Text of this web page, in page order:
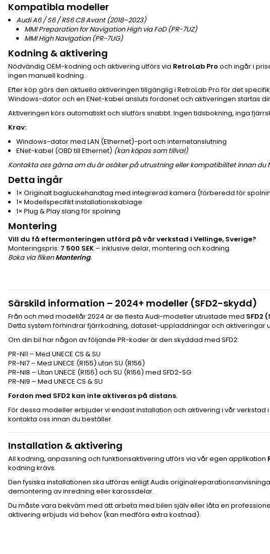
Kompatibla modeller
Audi A6 / S6 / RS6 C8 Avant (2018–2023)
MMI Preparation for Navigation High via FoD (PR-7UZ)
MMI High Navigation (PR-7UG)
Kodning & aktivering
Nödvändig OEM-kodning och aktivering utförs via RetroLab Pro och ingår i
ingen manuell kodning.
Efter köp görs den aktuella aktiveringen tillgänglig i RetroLab Pro för det
Windows-dator och en ENet-kabel ansluts fordonet och aktiveringen startas
Aktiveringen körs automatiskt och slutförs snabbt. Ingen tidsbokning, inga
Krav:
Windows-dator med LAN (Ethernet)-port och internetanslutning
ENet-kabel (OBD till Ethernet) (kan köpas som tillval)
Kontakta oss gärna om du är osäker på utrustning eller kompatibilitet innan du
Detta ingår
1× Originalt bagluckehandtag med integrerad kamera (förberedd för
1× Modellspecifikt installationskablage
1× Plug & Play slang för spolning
Montering
Vill du få eftermonteringen utförd på vår verkstad i Vellinge, Sverige?
Monteringspris: 7 500 SEK – inklusive delar, montering och kodning.
Boka via flikenMontering.
Särskild information – 2024+ modeller (SFD2-skydd)
Från och med modellår 2024 är de flesta Audi-modeller utrustade med SFD2
Detta system förhindrar fjärrkodning, dataset-uppladdningar och aktiveringar
Om din bil har någon av följande PR-koder är den skyddad med SFD2:
PR-NI1 – Med UNECE CS & SU
PR-NI7 – Med UNECE (R155) utan SU (R156)
PR-NI8 – Utan UNECE (R155) och SU (R156) med SFD2-SG
PR-NI9 – Med UNECE CS & SU
Fordon med SFD2 kan inte aktiveras på distans.
För dessa modeller erbjuder vi endast installation och aktivering i vår verkstad
kontakta oss innan du beställer.
Installation & aktivering
All kodning, anpassning och funktionsaktivering utförs via vår egen applikation
kodning krävs.
Den fysiska installationen ska utföras enligt Audis
demontering av inredning eller karossdelar.
Du måste vara bekväm med att arbeta med bilen själv eller låta en
aktivering erbjuds vid behov (kan medföra extra kostnad).